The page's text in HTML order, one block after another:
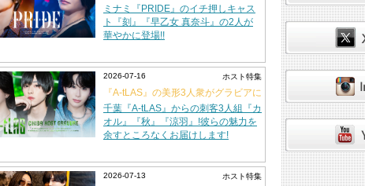
アに登場!!
ミナミ『PRIDE』のイチ押しキャス
ト『刻』『早乙女 真奈斗』の2人が
華やかに登場!!
2026-07-16 ホスト特集
『A-tLAS』の美形3人衆がグラビアに
登場!!
千葉『A-tLAS』からの刺客3人組『カ
オル』『秋』『涼羽』!彼らの魅力を
余すところなくお届けします!
2026-07-13 ホスト特集